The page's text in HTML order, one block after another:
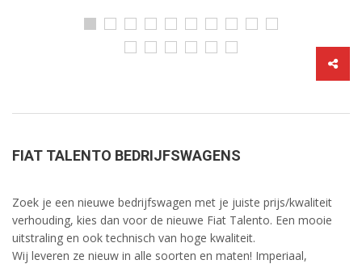
FIAT TALENTO BEDRIJFSWAGENS
Zoek je een nieuwe bedrijfswagen met je juiste prijs/kwaliteit
verhouding, kies dan voor de nieuwe Fiat Talento. Een mooie
uitstraling en ook technisch van hoge kwaliteit.
Wij leveren ze nieuw in alle soorten en maten! Imperiaal,